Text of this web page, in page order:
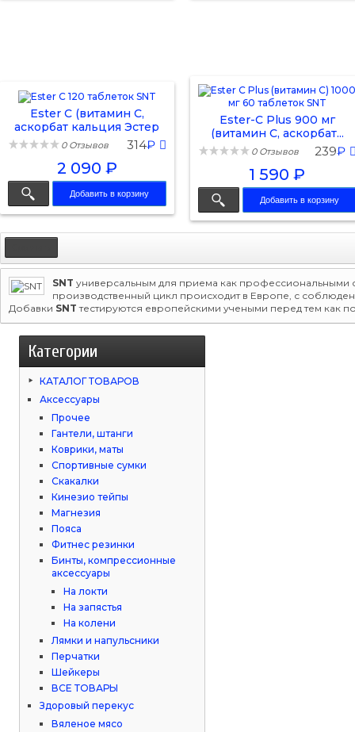
Ester C (витамин C,
аскорбат кальция Эстер
C)...
0 Отзывов 314₽
2 090 ₽
Добавить в корзину
Ester-C Plus 900 мг
(витамин C, аскорбат...
0 Отзывов 239₽
1 590 ₽
Добавить в корзину
SNT универсальным для приема как профессиональными
производственный цикл происходит в Европе, с
Добавки SNT тестируются европейскими учеными перед тем как
Категории
КАТАЛОГ ТОВАРОВ
Аксессуары
Прочее
Гантели, штанги
Коврики, маты
Спортивные сумки
Скакалки
Кинезио тейпы
Магнезия
Пояса
Фитнес резинки
Бинты, компрессионные
аксессуары
На локти
На запястья
На колени
Лямки и напульсники
Перчатки
Шейкеры
ВСЕ ТОВАРЫ
Здоровый перекус
Вяленое мясо